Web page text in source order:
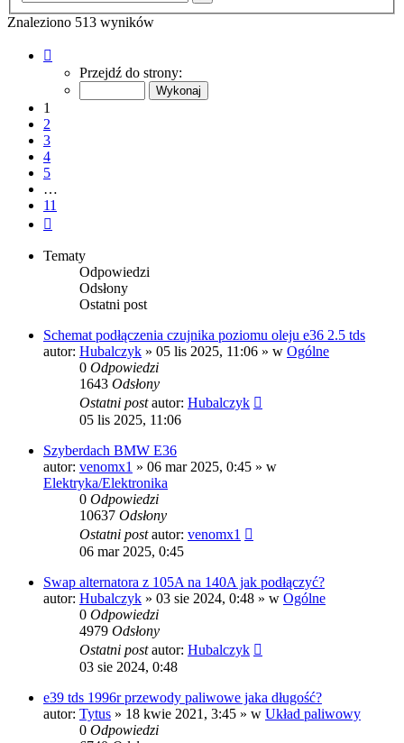
Znaleziono 513 wyników
Przejdź do strony:
1
2
3
4
5
…
11
Tematy
Odpowiedzi
Odsłony
Ostatni post
Schemat podłączenia czujnika poziomu oleju e36 2.5 tds
autor: Hubalczyk » 05 lis 2025, 11:06 » w Ogólne
0 Odpowiedzi
1643 Odsłony
Ostatni postautor: Hubalczyk
05 lis 2025, 11:06
Szyberdach BMW E36
autor: venomx1 » 06 mar 2025, 0:45 » w
Elektryka/Elektronika
0 Odpowiedzi
10637 Odsłony
Ostatni postautor: venomx1
06 mar 2025, 0:45
Swap alternatora z 105A na 140A jak podłączyć?
autor: Hubalczyk » 03 sie 2024, 0:48 » w Ogólne
0 Odpowiedzi
4979 Odsłony
Ostatni postautor: Hubalczyk
03 sie 2024, 0:48
e39 tds 1996r przewody paliwowe jaka długość?
autor: Tytus » 18 kwie 2021, 3:45 » w Układ paliwowy
0 Odpowiedzi